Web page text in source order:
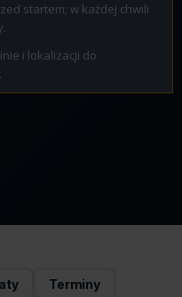
startem; w każdej chwili
i lokalizacji do
Terminy